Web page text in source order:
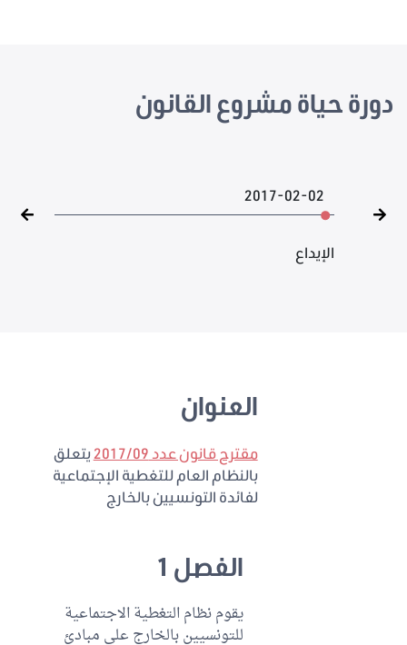
دورة حياة مشروع القانون
2017-02-02
الإيداع
العنوان
مقترح قانون عدد 2017/09
يتعلق
بالنظام العام للتغطية الإجتماعية
لفائدة التونسيين بالخارج
الفصل 1
يقوم نظام التغطية الاجتماعية
للتونسيين بالخارج على مبادئ